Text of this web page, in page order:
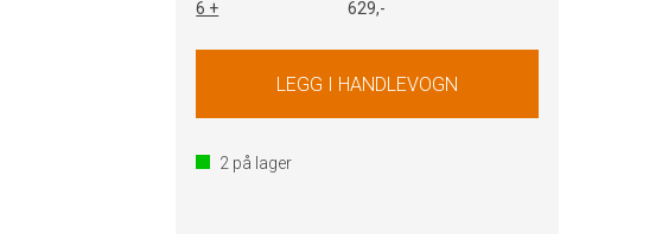
6 +
629,-
2 på lager